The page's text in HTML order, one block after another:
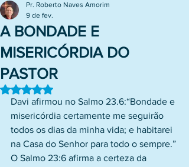
A BONDADE E
MISERICÓRDIA DO
PASTOR
Pr. Roberto Naves Amorim
9 de fev.
Avaliado com NaN de 5 estrelas.
Davi afirmou no Salmo 23.6:“Bondade e
misericórdia certamente me seguirão
todos os dias da minha vida; e habitarei
na Casa do Senhor para todo o sempre.”
O Salmo 23:6 afirma a certeza da